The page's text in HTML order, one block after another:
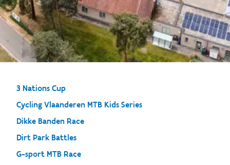
3 Nations Cup
Cycling Vlaanderen MTB Kids Series
Dikke Banden Race
Dirt Park Battles
G-sport MTB Race